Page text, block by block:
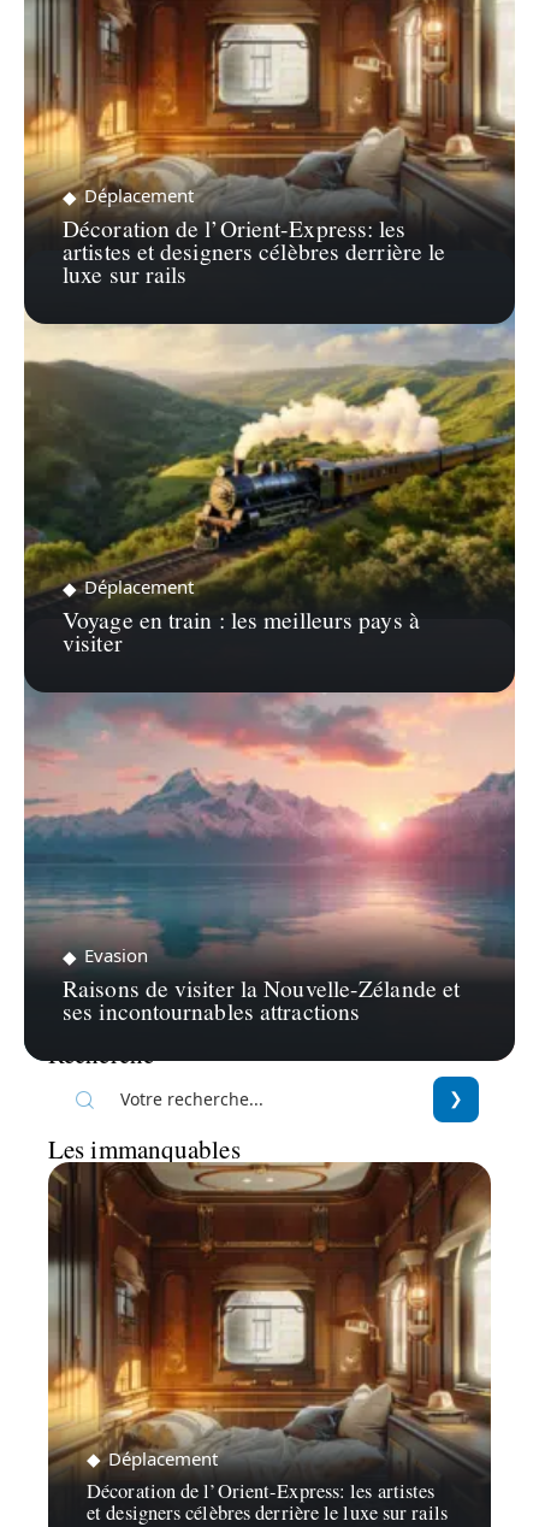
Déplacement
Décoration de l’Orient-Express: les
artistes et designers célèbres derrière le
luxe sur rails
Déplacement
Voyage en train : les meilleurs pays à
visiter
Evasion
Raisons de visiter la Nouvelle-Zélande et
ses incontournables attractions
Recherche
Les immanquables
Déplacement
Décoration de l’Orient-Express: les artistes
et designers célèbres derrière le luxe sur rails